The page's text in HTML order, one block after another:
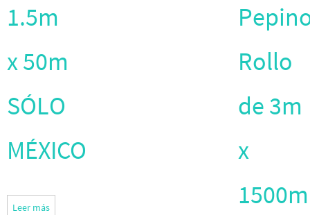
1.5m
x 50m
SÓLO
MÉXICO
Leer más
Rollo
de 3m
x
1500m